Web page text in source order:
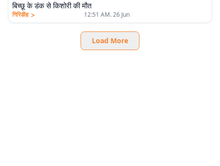
बिच्छू के डंक से किशोरी की मौत
गिरिडीह > 12:51 AM. 26 Jun
Load More